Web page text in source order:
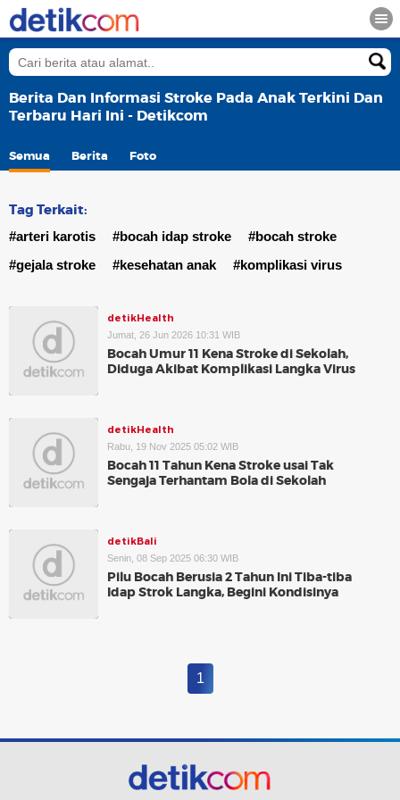
Berita Dan Informasi Stroke Pada Anak Terkini Dan
Terbaru Hari Ini - Detikcom
Semua Berita Foto
Tag Terkait:
#arteri karotis #bocah idap stroke
#bocah stroke
#gejala stroke
#kesehatan anak #komplikasi virus
detikHealth
Jumat, 26 Jun 2026 10:31 WIB
Bocah Umur 11 Kena Stroke di Sekolah,
Diduga Akibat Komplikasi Langka Virus
detikHealth
Rabu, 19 Nov 2025 05:02 WIB
Bocah 11 Tahun Kena Stroke usai Tak
Sengaja Terhantam Bola di Sekolah
detikBali
Senin, 08 Sep 2025 06:30 WIB
Pilu Bocah Berusia 2 Tahun Ini Tiba-tiba
Idap Strok Langka, Begini Kondisinya
1